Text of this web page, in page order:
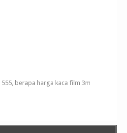
555, berapa harga kaca film 3m